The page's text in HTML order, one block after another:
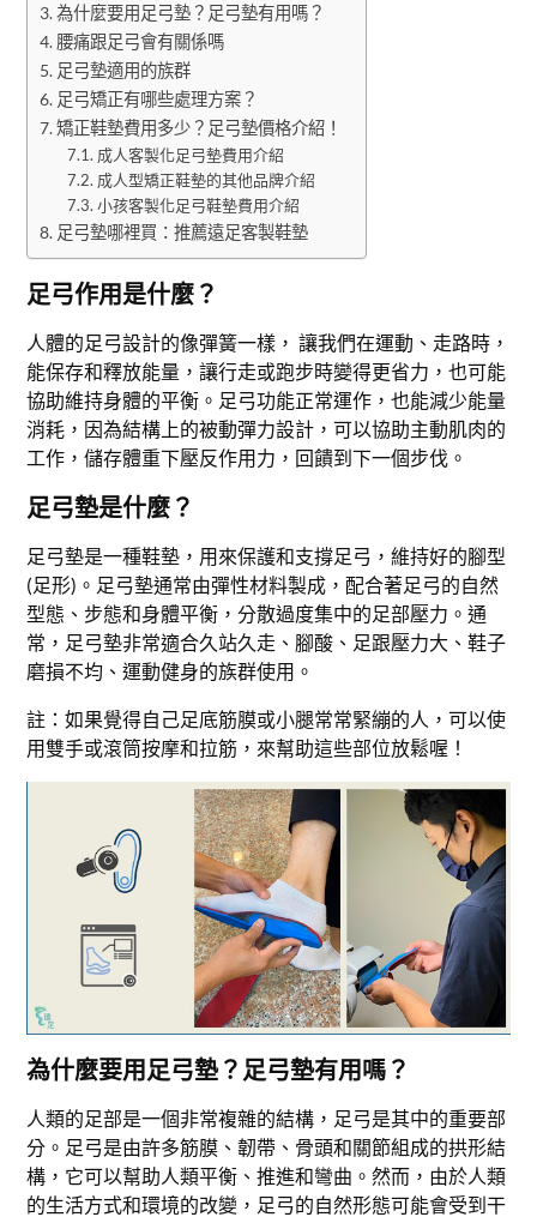
為什麼要用足弓墊？足弓墊有用嗎？
腰痛跟足弓會有關係嗎
足弓墊適用的族群
足弓矯正有哪些處理方案？
矯正鞋墊費用多少？足弓墊價格介紹！
成人客製化足弓墊費用介紹
成人型矯正鞋墊的其他品牌介紹
小孩客製化足弓鞋墊費用介紹
足弓墊哪裡買：推薦遠足客製鞋墊
足弓作用是什麼？
人體的足弓設計的像彈簧一樣， 讓我們在運動、走路時，
能保存和釋放能量，讓行走或跑步時變得更省力，也可能
協助維持身體的平衡。足弓功能正常運作，也能減少能量
消耗，因為結構上的被動彈力設計，可以協助主動肌肉的
工作，儲存體重下壓反作用力，回饋到下一個步伐。
足弓墊是什麼？
足弓墊是一種鞋墊，用來保護和支撐足弓，維持好的腳型
(足形)。足弓墊通常由彈性材料製成，配合著足弓的自然
型態、步態和身體平衡，分散過度集中的足部壓力。通
常，足弓墊非常適合久站久走、腳酸、足跟壓力大、鞋子
磨損不均、運動健身的族群使用。
註：如果覺得自己足底筋膜或小腿常常緊繃的人，可以使
用雙手或滾筒按摩和拉筋，來幫助這些部位放鬆喔！
為什麼要用足弓墊？足弓墊有用嗎？
人類的足部是一個非常複雜的結構，足弓是其中的重要部
分。足弓是由許多筋膜、韌帶、骨頭和關節組成的拱形結
構，它可以幫助人類平衡、推進和彎曲。然而，由於人類
的生活方式和環境的改變，足弓的自然形態可能會受到干